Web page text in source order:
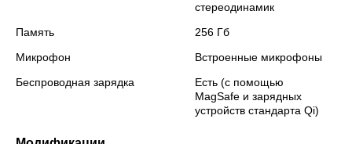
стереодинамик
Память
256 Гб
Микрофон
Встроенные микрофоны
Беспроводная зарядка
Есть (с помощью
MagSafe и зарядных
устройств стандарта Qi)